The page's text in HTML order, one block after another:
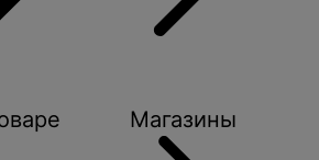
Магазины